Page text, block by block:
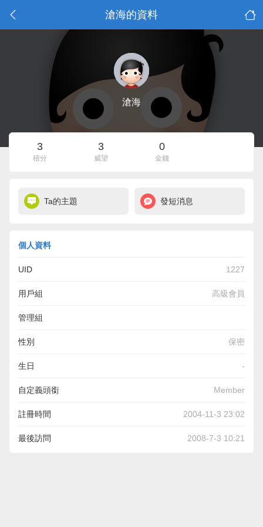
滄海的資料
滄海
3
積分
3
威望
0
金錢
Ta的主題 發短消息
個人資料
UID 1227
用戶組 高級會員
管理組
性別 保密
生日 -
自定義頭銜 Member
註冊時間 2004-11-3 23:02
最後訪問 2008-7-3 10:21